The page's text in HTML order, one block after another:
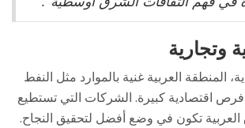
وتجارية
المنطقة العربية غنية بالموارد مثل النفط
فرص اقتصادية كبيرة. الشركات التي تستطيع
العربية تكون في وضع أفضل لتحقيق النجاح.